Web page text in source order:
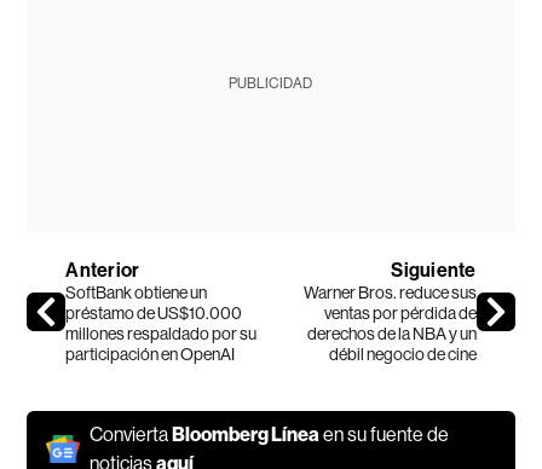
PUBLICIDAD
Anterior
SoftBank obtiene un
préstamo de US$10.000
millones respaldado por su
participación en OpenAI
Siguiente
Warner Bros. reduce sus
ventas por pérdida de
derechos de la NBA y un
débil negocio de cine
ConviertaBloomberg Líneaen su fuente de
noticiasaquí